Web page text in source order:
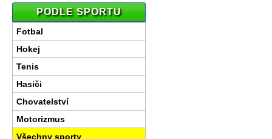
PODLE SPORTU
Fotbal
Hokej
Tenis
Hasiči
Chovatelství
Motorizmus
Všechny sporty